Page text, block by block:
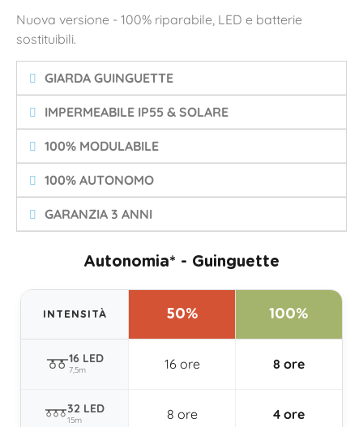
Nuova versione - 100% riparabile, LED e batterie
sostituibili.
GIARDA GUINGUETTE
IMPERMEABILE IP55 & SOLARE
100% MODULABILE
100% AUTONOMO
GARANZIA 3 ANNI
Autonomia* - Guinguette
INTENSITÀ 50% 100%
16 LED
7,5m 16 ore 8 ore
32 LED
15m 8 ore 4 ore